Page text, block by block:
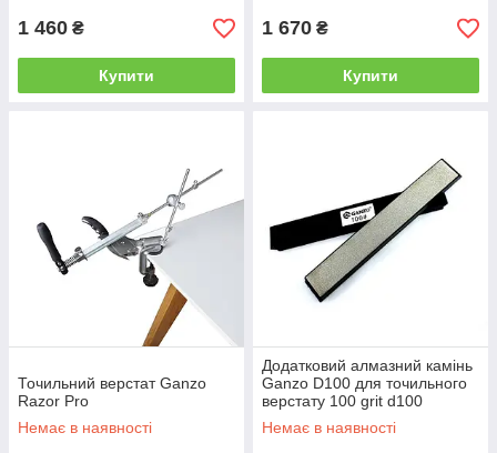
1 460 ₴
Купити
1 670 ₴
Купити
Точильний верстат Ganzo
Razor Pro
Немає в наявності
Додатковий алмазний камінь
Ganzo D100 для точильного
верстату 100 grit d100
Немає в наявності